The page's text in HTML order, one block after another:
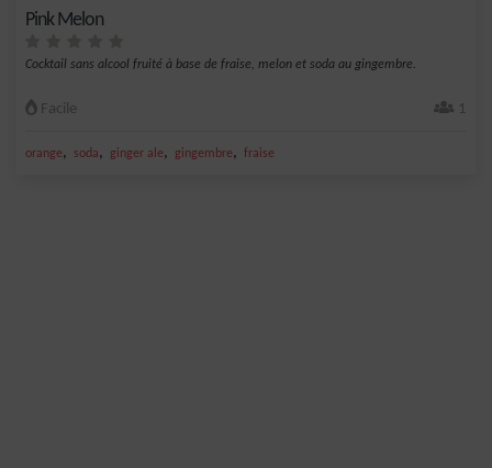
Pink Melon
Cocktail sans alcool fruité à base de fraise, melon et soda au gingembre.
Facile 1
orange, soda, ginger ale, gingembre, fraise